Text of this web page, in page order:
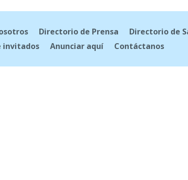
Directorio de Prensa Directorio de
invitados
Anunciar aquí Contáctanos